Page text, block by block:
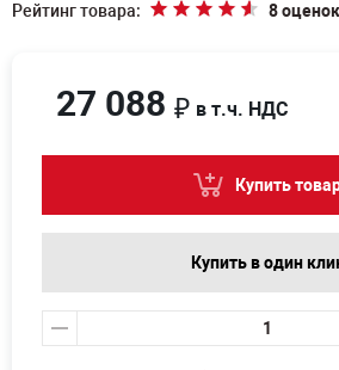
Рейтинг товара:
8 оценок
27 088 ₽ в т.ч. НДС
Купить
Купить в один